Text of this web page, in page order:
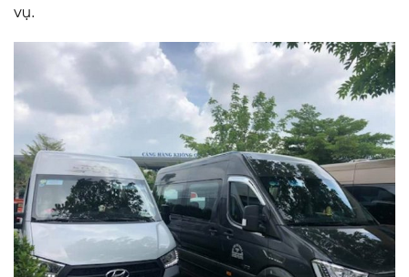
vụ.